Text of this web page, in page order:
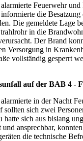
Feuerwehr
die
Die gemeldete Lage
in die
Der Brand
Versorgung in
vollständig gesperrt
auf der BAB 4 -
in der Nacht
sich zwei
sich aus bislang
ansprechbar,
die technische